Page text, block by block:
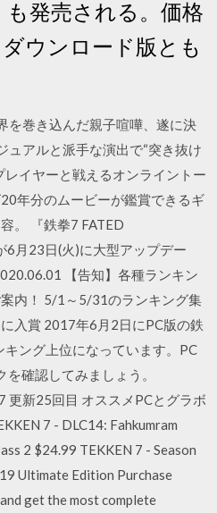
発売される。価格
ウンロード版とも
巻き込んだ親子喧嘩、遂に決
ュアルと派手な演出で“突き抜け
レイヤーと戦えるオンライントー
年分のムービーが鑑賞できるギ
。 『鉄拳7 FATED
6月23日(火)に大型アップデー
【告知】各種ランキン
内！ 5/1～5/31のランキング集
入賞 2017年6月2日にPC版の鉄
ング上位になっています。PC
確認してみましょう。
新25回目 オススメPCとグラボ
7 - DLC14: Fahkumram
2 $24.99 TEKKEN 7 - Season
Ultimate Edition Purchase
get the most complete